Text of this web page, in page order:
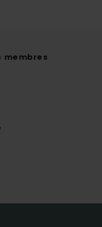
membres